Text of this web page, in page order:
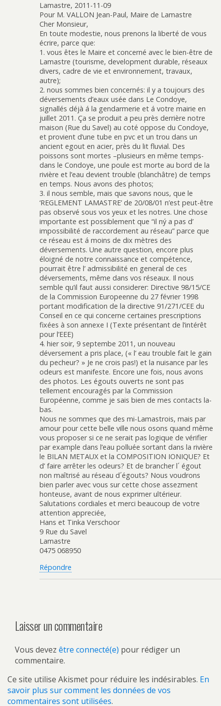
Lamastre, 2011-11-09
Pour M. VALLON Jean-Paul, Maire de Lamastre
Cher Monsieur,
En toute modestie, nous prenons la liberté de vous
écrire, parce que:
1. vous êtes le Maire et concerné avec le bien-être de
Lamastre (tourisme, development durable, réseaux
divers, cadre de vie et environnement, travaux,
autre);
2. nous sommes bien concernés: il y a toujours des
déversements d’eaux usée dans Le Condoye,
signallés déjà á la gendarmerie et á votre mairie en
juillet 2011. Ça se produit a peu près derrière notre
maison (Rue du Savel) au coté oppose du Condoye,
et provient d’une tube en pvc et un trou dans un
ancient egout en acier, près du lit fluvial. Des
poissons sont mortes –plusieurs en même temps-
dans le Condoye, une poule est morte au bord de la
rivière et l’eau devient trouble (blanchâtre) de temps
en temps. Nous avons des photos;
3. il nous semble, mais que savons nous, que le
‘REGLEMENT LAMASTRE’ de 20/08/01 n’est peut-être
pas observé sous vos yeux et les notres. Une chose
importante est possiblement que “il ný a pas d’
impossibilité de raccordement au réseau” parce que
ce réseau est á moins de dix mètres des
déversements. Une autre question, encore plus
éloigné de notre connaissance et compétence,
pourrait être l’ admissibilité en general de ces
déversements, même dans vos réseaux. Il nous
semble qu’il faut aussi considerer: Directive 98/15/CE
de la Commission Europeenne du 27 février 1998
portant modification de la directive 91/271/CEE du
Conseil en ce qui concerne certaines prescriptions
fixées à son annexe I (Texte présentant de l’intérêt
pour l’EEE)
4. hier soir, 9 septembe 2011, un nouveau
déversement a pris place, (« l’ eau trouble fait le gain
du pecheur? » Je ne crois pas!) et la nuisance par les
odeurs est manifeste. Encore une fois, nous avons
des photos. Les égouts ouverts ne sont pas
tellement encouragés par la Commission
Européenne, comme je sais bien de mes contacts la-
bas.
Nous ne sommes que des mi-Lamastrois, mais par
amour pour cette belle ville nous osons quand même
vous proposer si ce ne serait pas logique de vérifier
par example dans l’eau polluée sortant dans la rivière
le BILAN METAUX et la COMPOSITION IONIQUE? Et
d’ faire arrêter les odeurs? Et de brancher l´ égout
non maîtrisé au réseau d´égouts? Nous voudrons
bien parler avec vous sur cette chose assezment
honteuse, avant de nous exprimer ultérieur.
Salutations cordiales et merci beaucoup de votre
attention appreciée,
Hans et Tinka Verschoor
9 Rue du Savel
Lamastre
0475 068950
Répondre
Laisser un commentaire
Vous devez être connecté(e) pour rédiger un
commentaire.
Ce site utilise Akismet pour réduire les indésirables. En
savoir plus sur comment les données de vos
commentaires sont utilisées.